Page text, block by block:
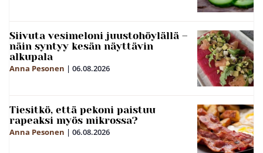
Siivuta vesimeloni juustohöylällä –
näin syntyy kesän näyttävin
alkupala
Anna Pesonen | 06.08.2026
Tiesitkö, että pekoni paistuu
rapeaksi myös mikrossa?
Anna Pesonen | 06.08.2026